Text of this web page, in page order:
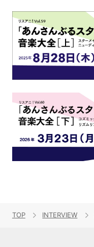
TOP INTERVIEW